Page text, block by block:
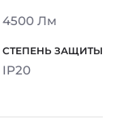
4500 Лм
IP20